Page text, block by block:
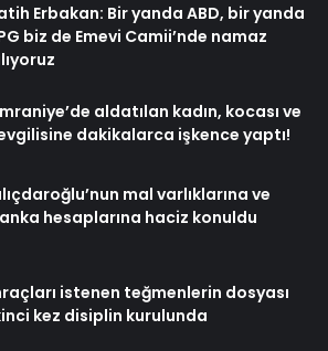
Erbakan: Bir yanda ABD, bir yanda
biz de Emevi Camii’nde namaz
aldatılan kadın, kocası ve
dakikalarca işkence yaptı!
mal varlıklarına ve
hesaplarına haciz konuldu
istenen teğmenlerin dosyası
kez disiplin kurulunda